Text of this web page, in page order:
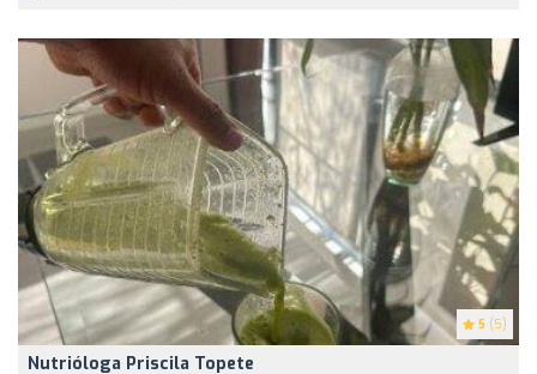
5 (5)
Nutrióloga Priscila Topete